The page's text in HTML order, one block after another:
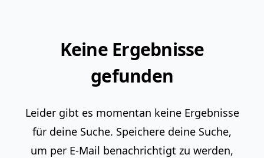
Keine Ergebnisse
gefunden
Leider gibt es momentan keine Ergebnisse
für deine Suche. Speichere deine Suche,
um per E-Mail benachrichtigt zu werden,